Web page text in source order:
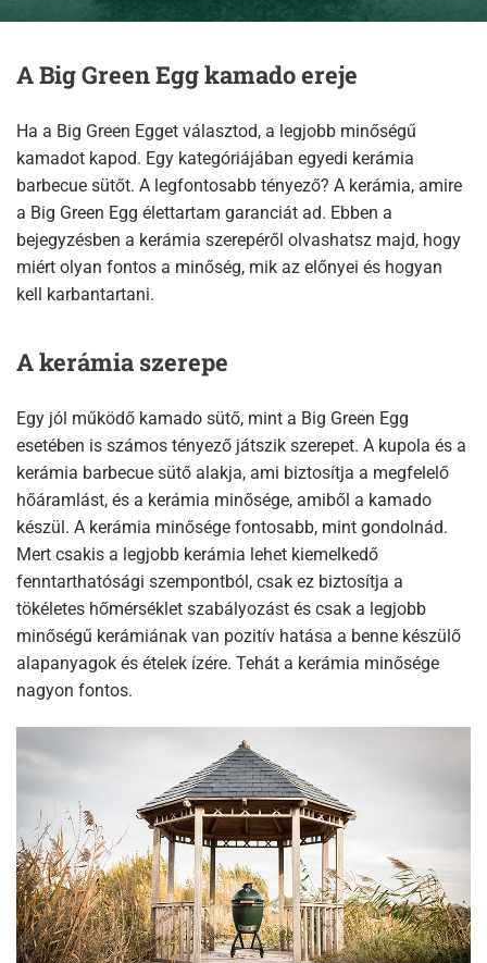
A Big Green Egg kamado ereje
Ha a Big Green Egget választod, a legjobb minőségű
kamadot kapod. Egy kategóriájában egyedi kerámia
barbecue sütőt. A legfontosabb tényező? A kerámia, amire
a Big Green Egg élettartam garanciát ad. Ebben a
bejegyzésben a kerámia szerepéről olvashatsz majd, hogy
miért olyan fontos a minőség, mik az előnyei és hogyan
kell karbantartani.
A kerámia szerepe
Egy jól működő kamado sütő, mint a Big Green Egg
esetében is számos tényező játszik szerepet. A kupola és a
kerámia barbecue sütő alakja, ami biztosítja a megfelelő
hőáramlást, és a kerámia minősége, amiből a kamado
készül. A kerámia minősége fontosabb, mint gondolnád.
Mert csakis a legjobb kerámia lehet kiemelkedő
fenntarthatósági szempontból, csak ez biztosítja a
tökéletes hőmérséklet szabályozást és csak a legjobb
minőségű kerámiának van pozitív hatása a benne készülő
alapanyagok és ételek ízére. Tehát a kerámia minősége
nagyon fontos.